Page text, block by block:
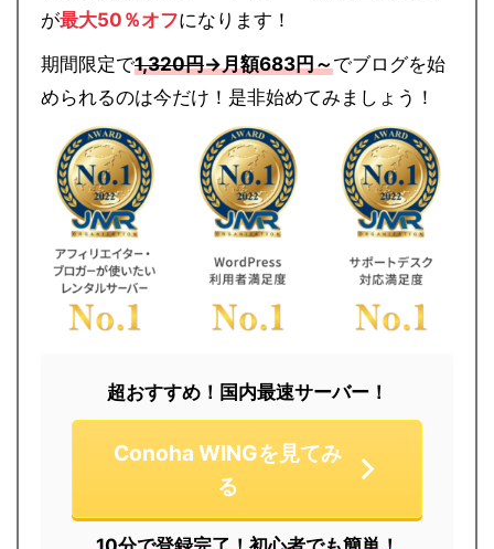
が最大50％オフになります！
期間限定で1,320円→月額683円～でブログを始
められるのは今だけ！是非始めてみましょう！
超おすすめ！国内最速サーバー！
Conoha WINGを見てみ
る